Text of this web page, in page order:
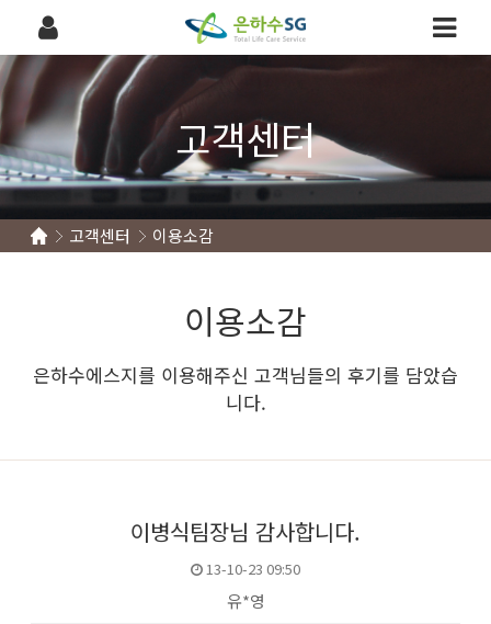
고객센터
고객센터 이용소감
이용소감
은하수에스지를 이용해주신 고객님들의 후기를 담았습
니다.
이병식팀장님 감사합니다.
13-10-23 09:50
유*영